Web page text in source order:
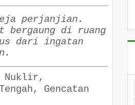
perjanjian.
bergaung di ruang
dari ingatan
Nuklir,
Gencatan